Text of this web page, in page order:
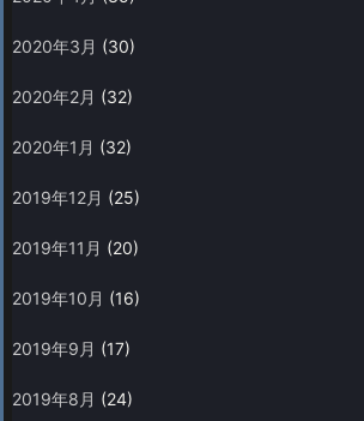
2020年3月 (30)
2020年2月 (32)
2020年1月 (32)
2019年12月 (25)
2019年11月 (20)
2019年10月 (16)
2019年9月 (17)
2019年8月 (24)